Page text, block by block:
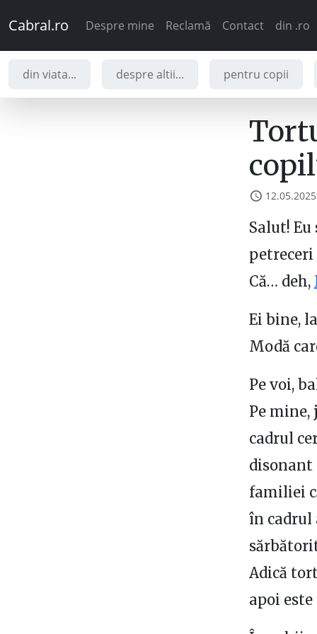
Cabral.ro Despre mine Reclamă Contact din .ro
din viata... despre altii... pentru copii
12.05.2025
Salut!
petreceri
Că… deh,
Ei bine,
Modă
Pe voi,
Pe
cadrul
disonant
familiei
în cadrul
Adică
apoi